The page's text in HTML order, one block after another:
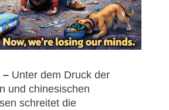
–Unter dem Druck der
und chinesischen
schreitet die